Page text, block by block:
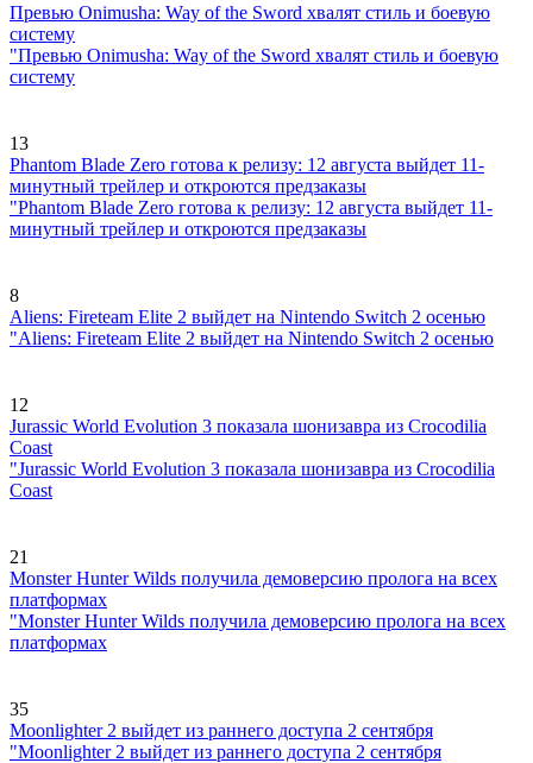
Превью Onimusha: Way of the Sword хвалят стиль и боевую
систему
"Превью Onimusha: Way of the Sword хвалят стиль и боевую
систему
13
Phantom Blade Zero готова к релизу: 12 августа выйдет 11-
минутный трейлер и откроются предзаказы
"Phantom Blade Zero готова к релизу: 12 августа выйдет 11-
минутный трейлер и откроются предзаказы
8
Aliens: Fireteam Elite 2 выйдет на Nintendo Switch 2 осенью
"Aliens: Fireteam Elite 2 выйдет на Nintendo Switch 2 осенью
12
Jurassic World Evolution 3 показала шонизавра из Crocodilia
Coast
"Jurassic World Evolution 3 показала шонизавра из Crocodilia
Coast
21
Monster Hunter Wilds получила демоверсию пролога на всех
платформах
"Monster Hunter Wilds получила демоверсию пролога на всех
платформах
35
Moonlighter 2 выйдет из раннего доступа 2 сентября
"Moonlighter 2 выйдет из раннего доступа 2 сентября